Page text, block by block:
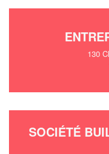
130
SOCIÉTÉ